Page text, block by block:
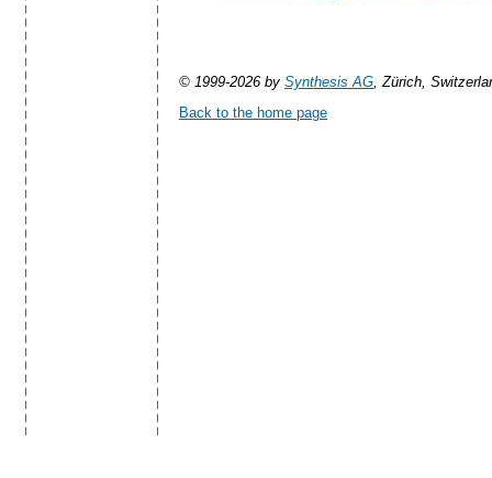
© 1999-2026 by Synthesis AG , Zürich,
Back to the home page